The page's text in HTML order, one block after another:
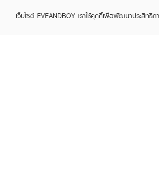
เว็บไซต์ EVEANDBOY เราใช้คุกกี้เพื่อพัฒนาประสิท